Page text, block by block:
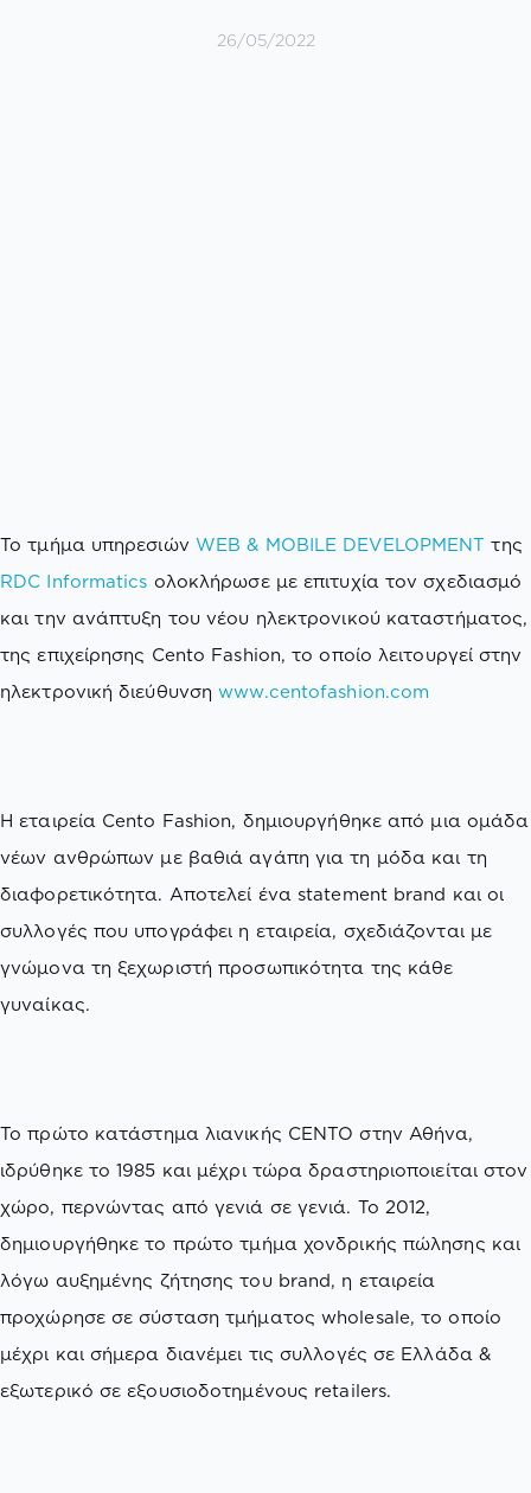
26/05/2022
Το τμήμα υπηρεσιών WEB & MOBILE DEVELOPMENT της
RDC Informatics ολοκλήρωσε με επιτυχία τον σχεδιασμό
και την ανάπτυξη του νέου ηλεκτρονικού καταστήματος,
της επιχείρησης Cento Fashion, το οποίο λειτουργεί στην
ηλεκτρονική διεύθυνσηwww.centofashion.com
H εταιρεία Cento Fashion, δημιουργήθηκε από μια ομάδα
νέων ανθρώπων με βαθιά αγάπη για τη μόδα και τη
διαφορετικότητα. Αποτελεί ένα statement brand και οι
συλλογές που υπογράφει η εταιρεία, σχεδιάζονται με
γνώμονα τη ξεχωριστή προσωπικότητα της κάθε
γυναίκας.
Το πρώτο κατάστημα λιανικής CENTO στην Αθήνα,
ιδρύθηκε το 1985 και μέχρι τώρα δραστηριοποιείται στον
χώρο, περνώντας από γενιά σε γενιά. Το 2012,
δημιουργήθηκε το πρώτο τμήμα χονδρικής πώλησης και
λόγω αυξημένης ζήτησης του brand, η εταιρεία
προχώρησε σε σύσταση τμήματος wholesale, το οποίο
μέχρι και σήμερα διανέμει τις συλλογές σε Ελλάδα &
εξωτερικό σε εξουσιοδοτημένους retailers.